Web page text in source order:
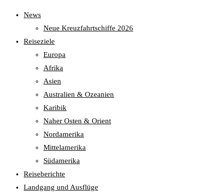
News
Neue Kreuzfahrtschiffe 2026
Reiseziele
Europa
Afrika
Asien
Australien & Ozeanien
Karibik
Naher Osten & Orient
Nordamerika
Mittelamerika
Südamerika
Reiseberichte
Landgang und Ausflüge